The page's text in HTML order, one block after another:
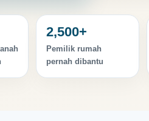
2,500+
Pemilik rumah
pernah dibantu